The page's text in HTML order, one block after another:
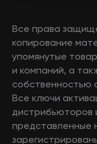
Все права
копирование
упомянутые
и компаний, а
собственностью
Все ключи
дистрибьюторов
представленные